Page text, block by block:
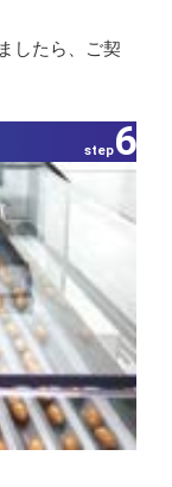
したら、ご契
step6